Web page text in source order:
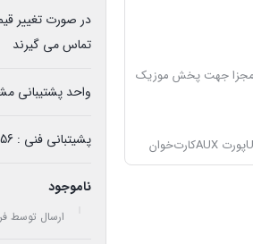
۱۰ باند اکوالایزردارای دو پورت USB مجزا جهت پخش موزیک
در صورت تغییر
تماس می گیرند
واحد پشتیبانی مشتریان :
پشیتبانی فنی : 09058048656
ناموجود
ارسال توسط